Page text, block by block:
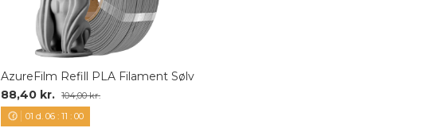
AzureFilm Refill PLA Filament Sølv
88,40 kr. 104,00 kr.
01 d. 06: 10 :59